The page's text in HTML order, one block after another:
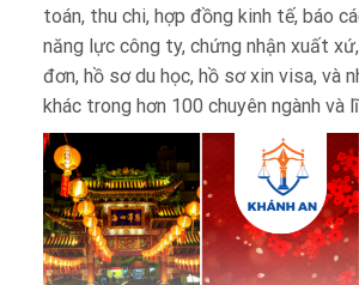
toán, thu chi, hợp đồng kinh tế, báo
năng lực công ty, chứng nhận xuất
đơn, hồ sơ du học, hồ sơ xin visa, và
khác trong hơn 100 chuyên ngành và